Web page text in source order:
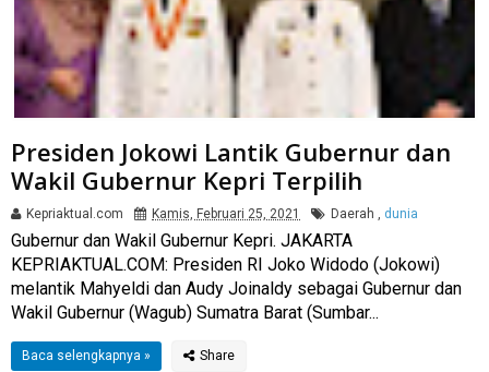
Presiden Jokowi Lantik Gubernur dan
Wakil Gubernur Kepri Terpilih
Kepriaktual.com Kamis, Februari 25, 2021 Daerah dunia
Gubernur dan Wakil Gubernur Kepri. JAKARTA
KEPRIAKTUAL.COM: Presiden RI Joko Widodo (Jokowi)
melantik Mahyeldi dan Audy Joinaldy sebagai Gubernur dan
Wakil Gubernur (Wagub) Sumatra Barat (Sumbar...
Baca selengkapnya »